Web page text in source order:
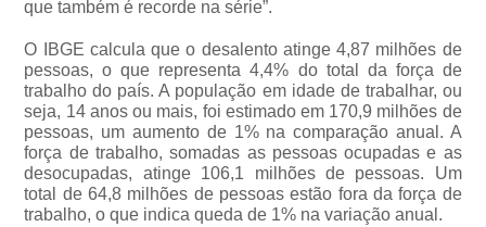
que também é recorde na série”.
O IBGE calcula que o desalento atinge 4,87 milhões de
pessoas, o que representa 4,4% do total da força de
trabalho do país. A população em idade de trabalhar, ou
seja, 14 anos ou mais, foi estimado em 170,9 milhões de
pessoas, um aumento de 1% na comparação anual. A
força de trabalho, somadas as pessoas ocupadas e as
desocupadas, atinge 106,1 milhões de pessoas. Um
total de 64,8 milhões de pessoas estão fora da força de
trabalho, o que indica queda de 1% na variação anual.